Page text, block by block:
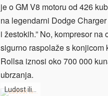
je o GM V8 motoru od 426
na legendarni Dodge
i žestokih.” No, kompresor
sigurno raspolaže s
Rollsa iznosi oko 700 000
ubrzanja.
Ludost ili…